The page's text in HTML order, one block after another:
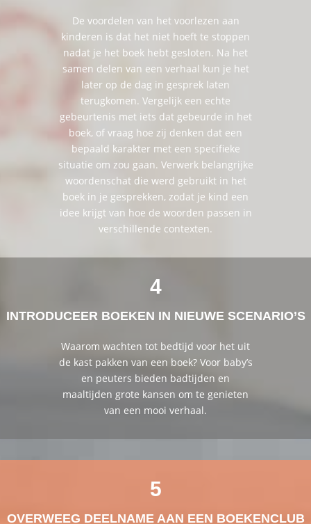
De voordelen van het voorlezen aan
kinderen is dat het niet hoeft te stoppen
nadat je het boek hebt gesloten. Na het
samen delen van een verhaal kun je het
later op de dag in gesprek laten
terugkomen. Vergelijk een echte
gebeurtenis met iets dat gebeurde in het
boek, of vraag hoe zij denken dat een
bepaald karakter met een specifieke
situatie om zou gaan. Verwerk belangrijke
woordenschat die werd gebruikt in het
boek in je gesprekken, zodat je kind een
idee krijgt van hoe de woorden passen in
verschillende contexten.
4
INTRODUCEER BOEKEN IN NIEUWE SCENARIO’S
Waarom wachten tot bedtijd voor het uit
de kast pakken van een boek? Voor baby’s
en peuters bieden badtijden en
maaltijden grote kansen om te genieten
van een mooi verhaal.
5
OVERWEEG DEELNAME AAN EEN BOEKENCLUB